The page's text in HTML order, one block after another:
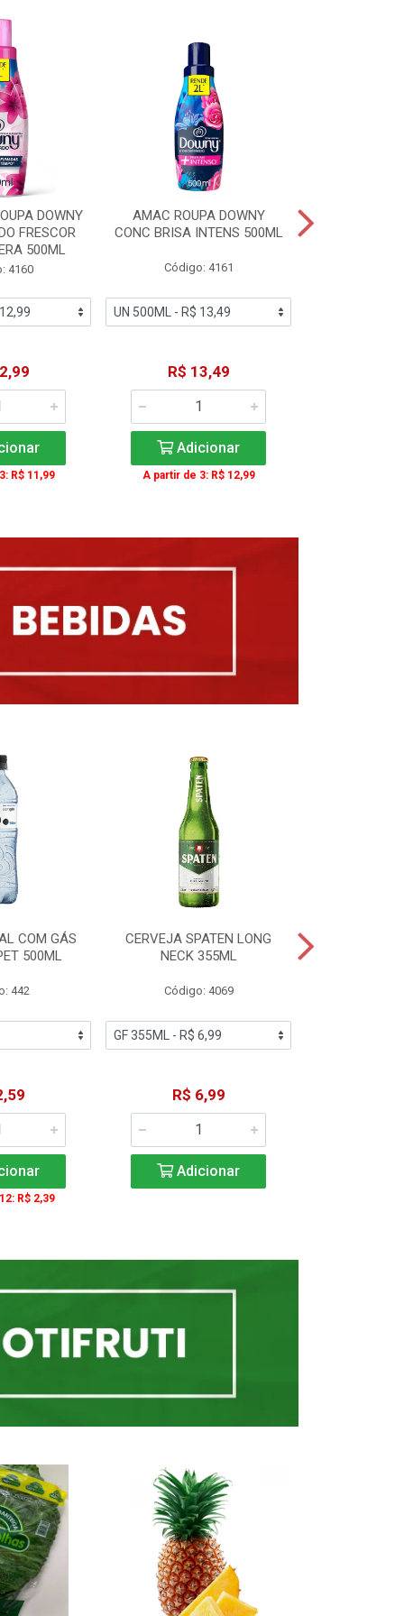
DOWNY
FRESCOR
500ML
4160
R$ 11,99
AMAC ROUPA DOWNY
CONC BRISA INTENS 500ML
Código: 4161
R$ 13,49
Adicionar
A partir de 3: R$ 12,99
COM GÁS
500ML
442
R$ 2,39
CERVEJA SPATEN LONG
NECK 355ML
Código: 4069
R$ 6,99
Adicionar